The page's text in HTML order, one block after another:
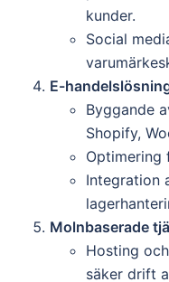
kunder.
Social
E-
Byggande
Shopify,
Optimering
Integration
Molnbaserade
Hosting
säker drift